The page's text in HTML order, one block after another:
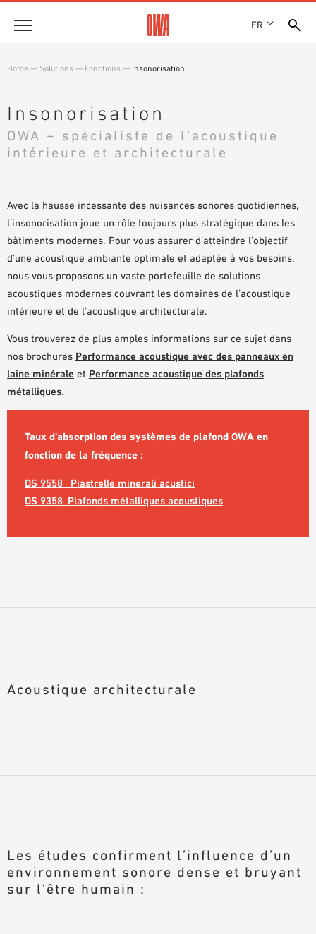
FR
PRIX ET RÉCOMPENSES
ACTUALITÉS
LES COLLECTIONS OWA
RECHERCHE GUIDÉE
Solutions
FONCTIONS
Assistance technique
Service
TÉLÉCHARGEMENTS
DÉCLARATION DE PERFORMANCE (DDP)
BIBLIOTHÈQUE BIM/REVIT
VIDÉOS
COMMANDE D’ÉCHANTILLONS
Home — Solutions — Fonctions — Insonorisation
Insonorisation
OWA − spécialiste de l’acoustique
intérieure et architecturale
Avec la hausse incessante des nuisances sonores quotidiennes,
l’insonorisation joue un rôle toujours plus stratégique dans les
bâtiments modernes. Pour vous assurer d’atteindre l’objectif
d’une acoustique ambiante optimale et adaptée à vos besoins,
nous vous proposons un vaste portefeuille de solutions
acoustiques modernes couvrant les domaines de l’acoustique
intérieure et de l’acoustique architecturale.
Vous trouverez de plus amples informations sur ce sujet dans
nos brochures Performance acoustique avec des panneaux en
laine minérale et Performance acoustique des plafonds
métalliques.
Taux d’absorption des systèmes de plafond OWA en
fonction de la fréquence :
DS 9558_ Piastrelle minerali acustici
DS 9358_Plafonds métalliques acoustiques
Acoustique architecturale
Les études confirment l’influence d’un
environnement sonore dense et bruyant
sur l’être humain :